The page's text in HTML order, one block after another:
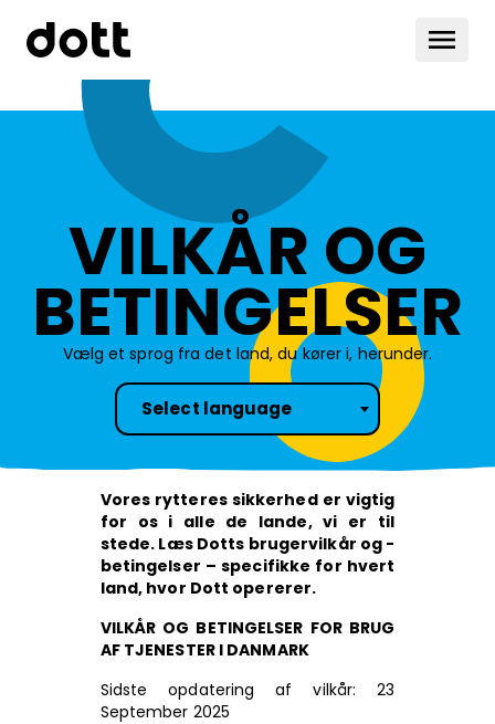
VILKÅR OG
BETINGELSER
Vælg et sprog fra det land, du kører i, herunder.
Select language
Vores rytteres sikkerhed er vigtig
for os i alle de lande, vi er til
stede. Læs Dotts brugervilkår og -
betingelser – specifikke for hvert
land, hvor Dott opererer.
VILKÅR OG BETINGELSER FOR BRUG
AF TJENESTER I DANMARK
Sidste opdatering af vilkår: 23
September 2025